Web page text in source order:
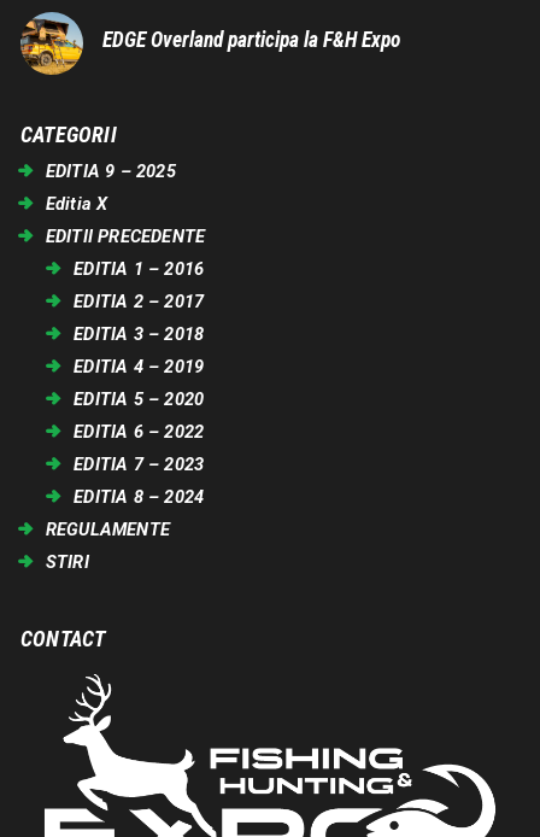
EDGE Overland participa la F&H Expo
CATEGORII
EDITIA 9 – 2025
Editia X
EDITII PRECEDENTE
EDITIA 1 – 2016
EDITIA 2 – 2017
EDITIA 3 – 2018
EDITIA 4 – 2019
EDITIA 5 – 2020
EDITIA 6 – 2022
EDITIA 7 – 2023
EDITIA 8 – 2024
REGULAMENTE
STIRI
CONTACT